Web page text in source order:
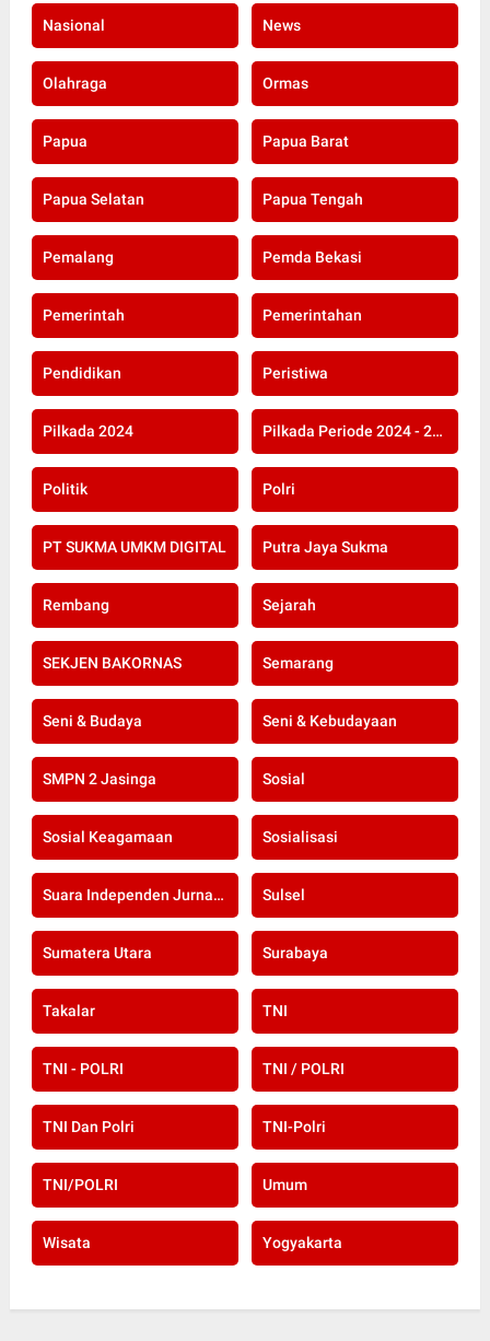
Nasional News
Olahraga Ormas
Papua Papua Barat
Papua Selatan Papua Tengah
Pemalang Pemda Bekasi
Pemerintah Pemerintahan
Pendidikan Peristiwa
Pilkada 2024 Pilkada Periode 2024 - 2029
Politik Polri
PT SUKMA UMKM DIGITAL Putra Jaya Sukma
Rembang Sejarah
SEKJEN BAKORNAS Semarang
Seni & Budaya Seni & Kebudayaan
SMPN 2 Jasinga Sosial
Sosial Keagamaan Sosialisasi
Suara Independen Jurnalis Indonesia Sulsel
Sumatera Utara Surabaya
Takalar TNI
TNI - POLRI TNI / POLRI
TNI Dan Polri TNI-Polri
TNI/POLRI Umum
Wisata Yogyakarta